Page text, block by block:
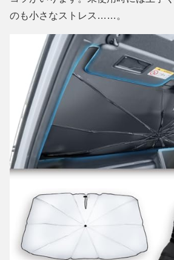
のも小さなストレス……。